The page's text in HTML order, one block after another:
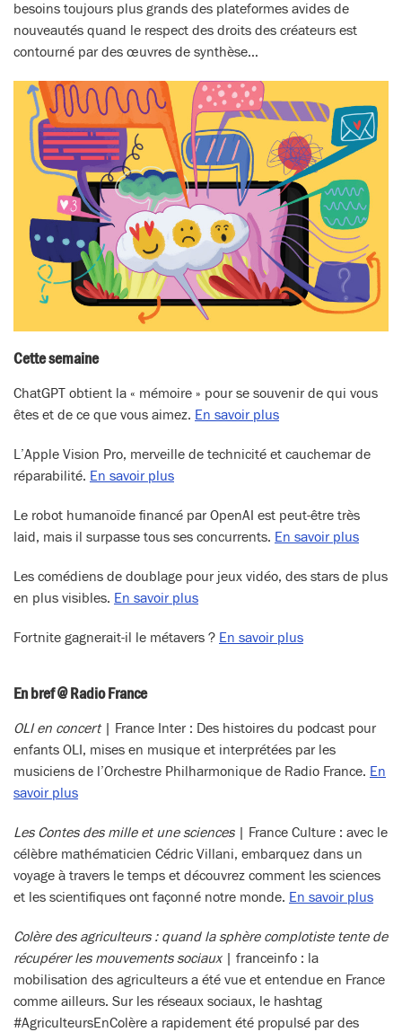
besoins toujours plus grands des plateformes avides de
nouveautés quand le respect des droits des créateurs est
contourné par des œuvres de synthèse…
Cette semaine
ChatGPT obtient la « mémoire » pour se souvenir de qui vous
êtes et de ce que vous aimez. En savoir plus
L’Apple Vision Pro, merveille de technicité et cauchemar de
réparabilité. En savoir plus
Le robot humanoïde financé par OpenAI est peut-être très
laid, mais il surpasse tous ses concurrents. En savoir plus
Les comédiens de doublage pour jeux vidéo, des stars de plus
en plus visibles. En savoir plus
Fortnite gagnerait-il le métavers ? En savoir plus
En bref @ Radio France
OLI en concert | France Inter : Des histoires du podcast pour
enfants OLI, mises en musique et interprétées par les
musiciens de l’Orchestre Philharmonique de Radio France. En
savoir plus
Les Contes des mille et une sciences| France Culture : avec le
célèbre mathématicien Cédric Villani, embarquez dans un
voyage à travers le temps et découvrez comment les sciences
et les scientifiques ont façonné notre monde. En savoir plus
Colère des agriculteurs : quand la sphère complotiste tente de
récupérer les mouvements sociaux| franceinfo : la
mobilisation des agriculteurs a été vue et entendue en France
comme ailleurs. Sur les réseaux sociaux, le hashtag
#AgriculteursEnColère a rapidement été propulsé par des